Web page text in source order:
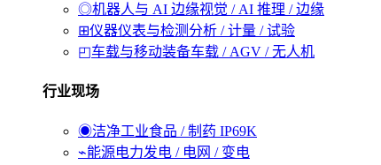
◎机器人与 AI 边缘视觉 / AI 推理 / 边缘
⊞仪器仪表与检测 分析 / 计量 / 试验
◰车载与移动装备车载 / AGV / 无人机
行业现场
◉洁净工业食品 / 制药 IP69K
⌁能源电力发电 / 电网 / 变电